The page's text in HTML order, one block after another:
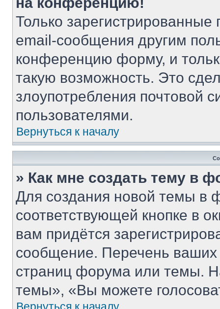
Только зарегистрированные
email-сообщения другим
конференцию форму, и
такую возможность. Это
злоупотребления почтовой
пользователями.
Вернуться к началу
» Как мне создать тему в
Для создания новой темы в
соответствующей кнопке в
вам придётся
сообщение. Перечень ваших
страниц форума или темы.
темы», «Вы можете